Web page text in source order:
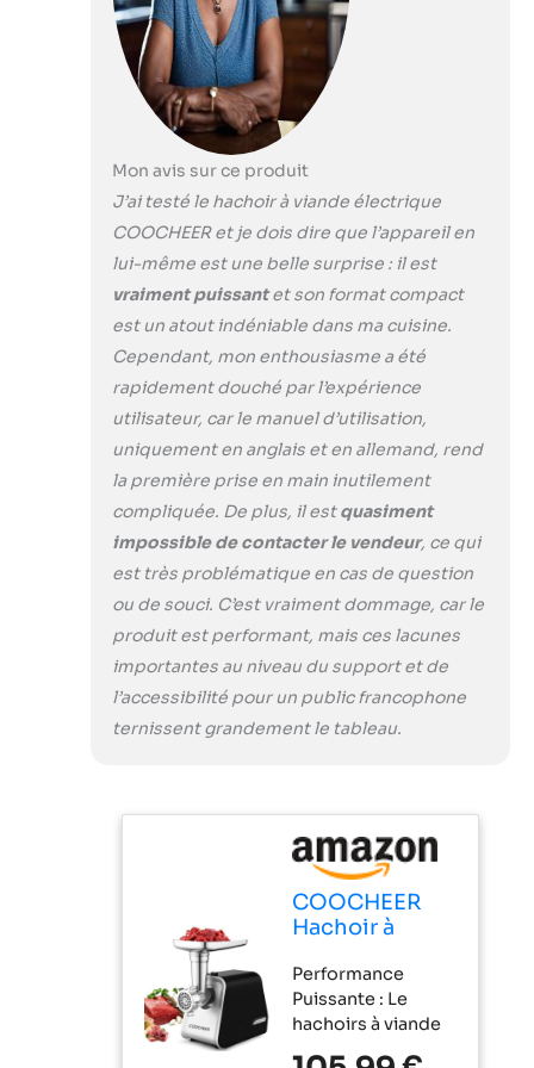
de viande) mais
convient
également aux
légumes, aux fruits
et à la fabrication
maison.
Accessoires
Variés : Avec 3
grilles de coupe
(grosse, moyenne
et fine) et 4
différentes lames
en acier
inoxydable, vous
pouvez obtenir
différents niveaux
de hachage selon
vos besoins.
Nettoyage Facile :
Tous les
accessoires sont
facilement
démontables et
lavables à l'eau
savonneuse tiède.
Il suffit d'essuyer
le bloc moteur
avec un chiffon
Utilisation Simple :
Seulement 3
boutons - ON
(Marche), OFF
(Fonction inverse).
La fonction inverse
pratique débloque
les aliments
Mon avis sur ce produit
J’ai testé le hachoir à viande électrique
COOCHEER et je dois dire que l’appareil en
lui-même est une belle surprise : il est
vraiment puissantet son format compact
est un atout indéniable dans ma cuisine.
Cependant, mon enthousiasme a été
rapidement douché par l’expérience
utilisateur, car le manuel d’utilisation,
uniquement en anglais et en allemand, rend
la première prise en main inutilement
compliquée. De plus, il estquasiment
impossible de contacter le vendeur, ce qui
est très problématique en cas de question
ou de souci. C’est vraiment dommage, car le
produit est performant, mais ces lacunes
importantes au niveau du support et de
l’accessibilité pour un public francophone
ternissent grandement le tableau.
COOCHEER
Hachoir à
Électrique
2000W,
Multifonction
avec 3 Disques
Performance
Puissante : Le
hachoirs à viande